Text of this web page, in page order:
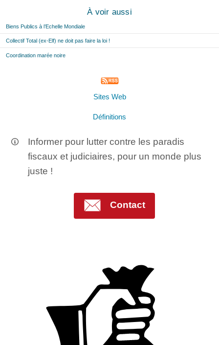
À voir aussi
Biens Publics à l’Echelle Mondiale
Collectif Total (ex-Elf) ne doit pas faire la loi !
Coordination marée noire
Sites Web
Définitions
Informer pour lutter contre les paradis
fiscaux et judiciaires, pour un monde plus
juste !
Contact